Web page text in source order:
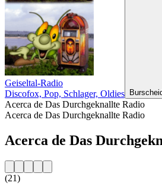
Geiseltal-Radio
Discofox, Pop, Schlager, Oldies
Acerca de Das Durchgeknallte Radio
Acerca de Das Durchgeknallte Radio
Acerca de Das
(21)